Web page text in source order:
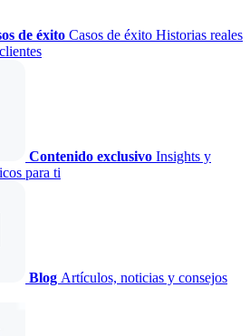
de éxito Casos de éxito Historias reales
Contenido exclusivo Insights y
para ti
Blog Artículos, noticias y consejos